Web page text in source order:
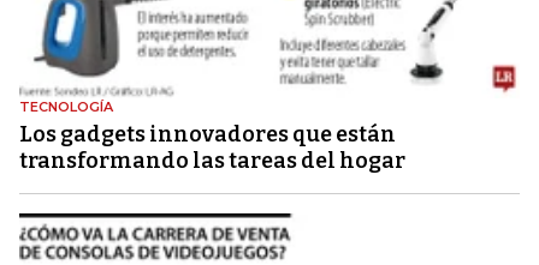
TECNOLOGÍA
Los gadgets innovadores que están
transformando las tareas del hogar